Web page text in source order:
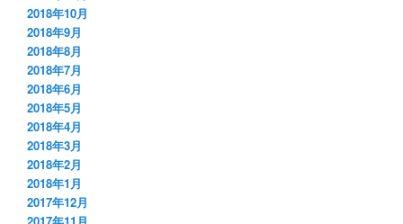
2018年10月
2018年9月
2018年8月
2018年7月
2018年6月
2018年5月
2018年4月
2018年3月
2018年2月
2018年1月
2017年12月